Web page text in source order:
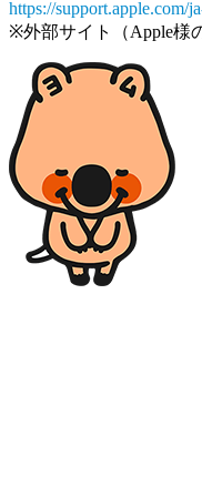
https://support.apple.com/
※外部サイト（Apple様